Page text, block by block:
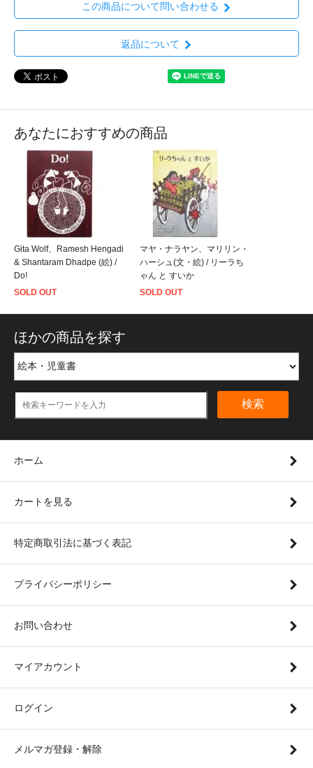
この商品について問い合わせる
返品について
あなたにおすすめの商品
Gita Wolf、Ramesh Hengadi
& Shantaram Dhadpe (絵) /
Do!
SOLD OUT
マヤ・ナラヤン、マリリン・
ハーシュ(文・絵) / リーラち
ゃん と すいか
SOLD OUT
ほかの商品を探す
検索
ホーム
カートを見る
特定商取引法に基づく表記
プライバシーポリシー
お問い合わせ
マイアカウント
ログイン
メルマガ登録・解除